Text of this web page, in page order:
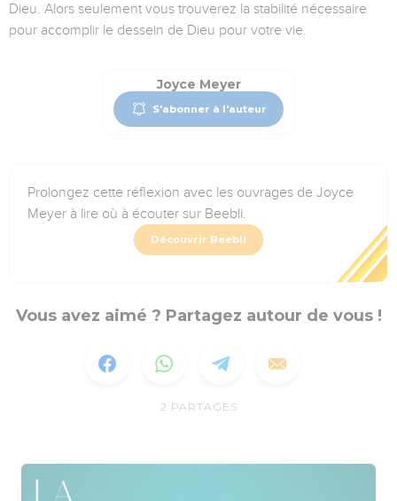
Dieu. Alors seulement vous trouverez la stabilité nécessaire
pour accomplir le dessein de Dieu pour votre vie.
Joyce Meyer
S'abonner à l'auteur
Prolongez cette réflexion avec les ouvrages de Joyce
Meyer à lire où à écouter sur Beebli.
Découvrir Beebli
Vous avez aimé ? Partagez autour de vous !
2 PARTAGES